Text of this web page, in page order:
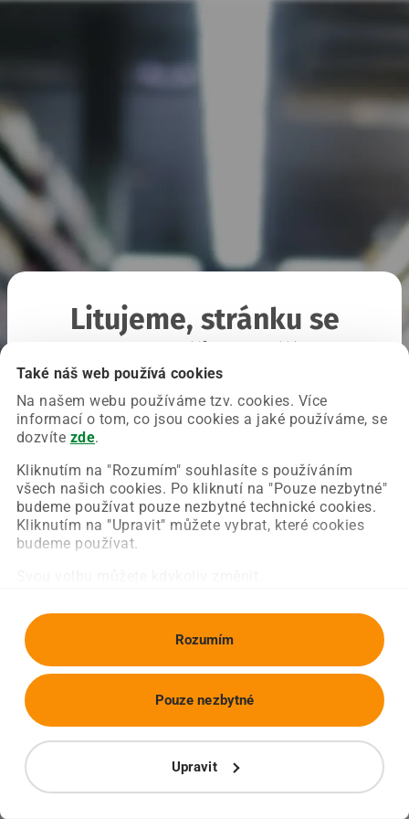
Také náš web používá cookies
Na našem webu používáme tzv. cookies. Více
informací o tom, co jsou cookies a jaké používáme, se
dozvíte zde.
Kliknutím na "Rozumím" souhlasíte s používáním
všech našich cookies. Po kliknutí na "Pouze nezbytné"
budeme používat pouze nezbytné technické cookies.
Kliknutím na "Upravit" můžete vybrat, které cookies
budeme používat.
Rozumím
Upravit
Pouze nezbytné
Litujeme, stránku se
Chyba nastala na naší straně a už ji opravujeme.
Zkuste prosím znovu načíst požadovanou stránku.
Obnovit stránku Úvodní strana